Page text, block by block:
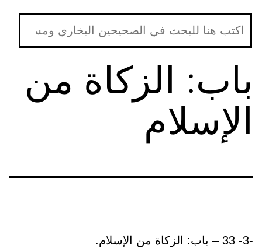
باب: الزكاة من
الإسلام
-3- 33 – باب: الزكاة من الإسلام.